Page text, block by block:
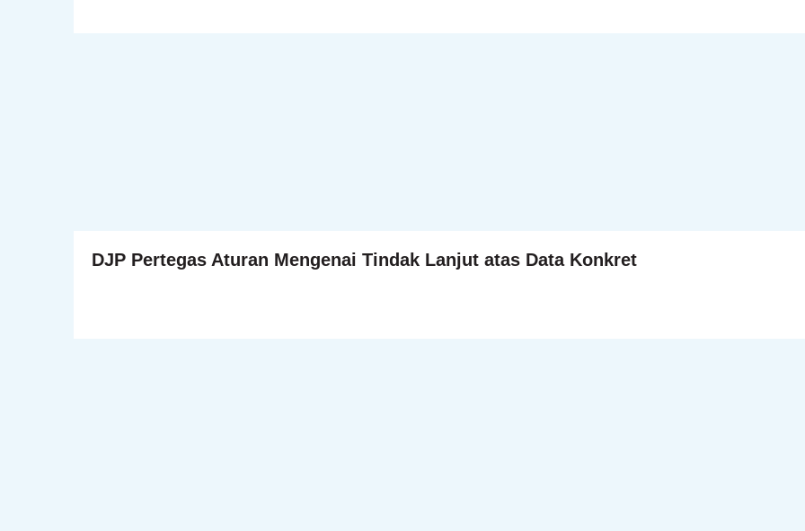
DJP Pertegas Aturan Mengenai Tindak Lanjut atas Data Konkret